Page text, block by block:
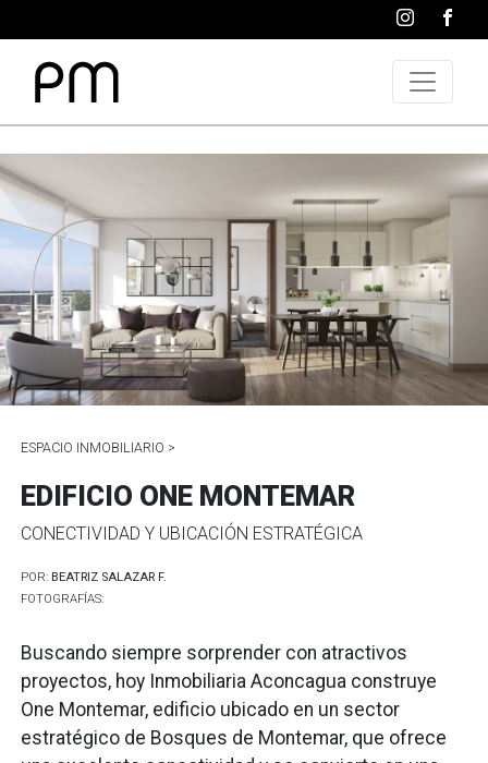
ESPACIO INMOBILIARIO >
EDIFICIO ONE MONTEMAR
CONECTIVIDAD Y UBICACIÓN ESTRATÉGICA
POR: BEATRIZ SALAZAR F.
FOTOGRAFÍAS:
Buscando siempre sorprender con atractivos
proyectos, hoy Inmobiliaria Aconcagua construye
One Montemar, edificio ubicado en un sector
estratégico de Bosques de Montemar, que ofrece